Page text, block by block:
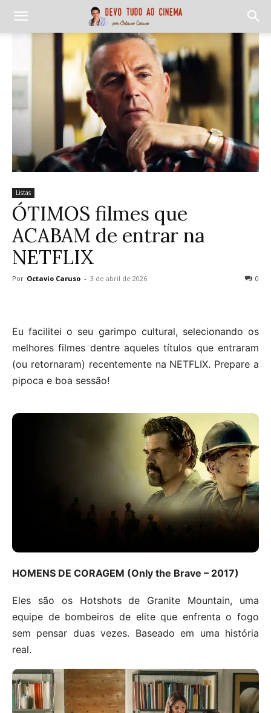
Listas
ÓTIMOS filmes que
ACABAM de entrar na
NETFLIX
Por Octavio Caruso - 3 de abril de 2026 0
Eu facilitei o seu garimpo cultural, selecionando os
melhores filmes dentre aqueles títulos que entraram
(ou retornaram) recentemente na NETFLIX. Prepare a
pipoca e boa sessão!
HOMENS DE CORAGEM (Only the Brave – 2017)
Eles são os Hotshots de Granite Mountain, uma
equipe de bombeiros de elite que enfrenta o fogo
sem pensar duas vezes. Baseado em uma história
real.